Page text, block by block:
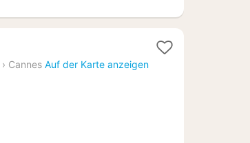
› Cannes Auf der Karte anzeigen